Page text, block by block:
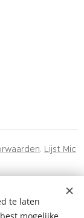
. Lijst Mic
Maréchalhof 10A,
te laten